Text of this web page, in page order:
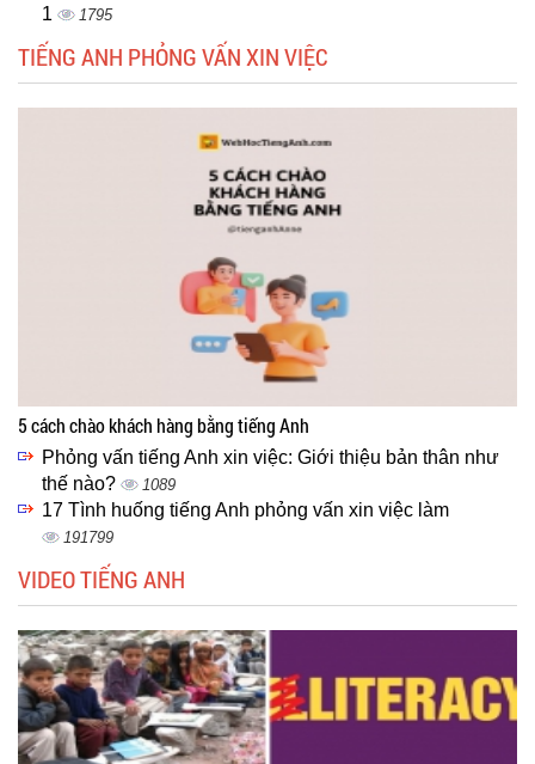
1
1795
TIẾNG ANH PHỎNG VẤN XIN VIỆC
5 cách chào khách hàng bằng tiếng Anh
Phỏng vấn tiếng Anh xin việc: Giới thiệu bản thân như
thế nào?
1089
17 Tình huống tiếng Anh phỏng vấn xin việc làm
191799
VIDEO TIẾNG ANH